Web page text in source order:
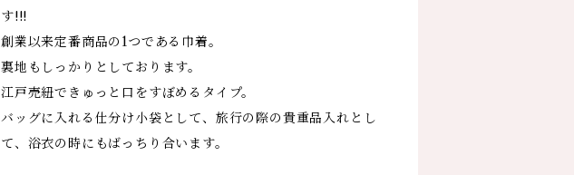
す!!!
創業以来定番商品の1つである巾着。
裏地もしっかりとしております。
江戸売紐できゅっと口をすぼめるタイプ。
バッグに入れる仕分け小袋として、旅行の際の貴重品入れとし
て、浴衣の時にもばっちり合います。